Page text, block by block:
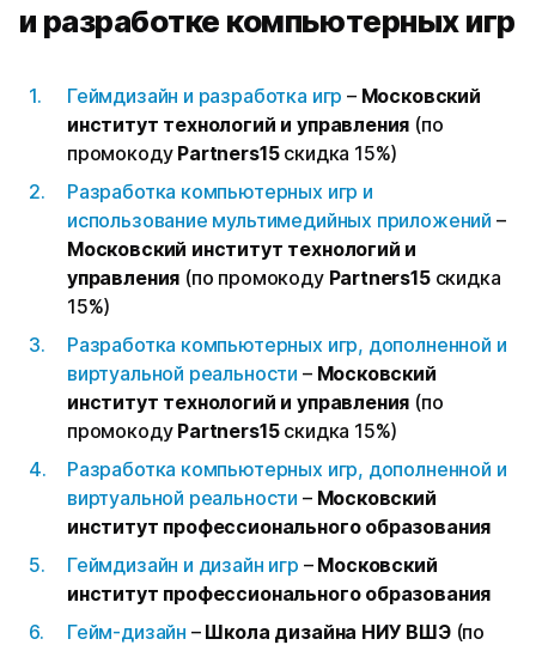
и разработке компьютерных игр
Геймдизайн и разработка игр – Московский
институт технологий и управления (по
промокодуPartners15 скидка 15%)
Разработка компьютерных игр и
использование мультимедийных приложений –
Московский институт технологий и
управления (по промокодуPartners15 скидка
15%)
Разработка компьютерных игр, дополненной и
виртуальной реальности –Московский
институт технологий и управления (по
промокодуPartners15 скидка 15%)
Разработка компьютерных игр, дополненной и
виртуальной реальности – Московский
институт профессионального образования
Геймдизайн и дизайн игр – Московский
институт профессионального образования
Гейм-дизайн –Школа дизайна НИУ ВШЭ (по